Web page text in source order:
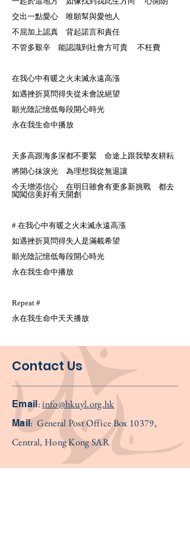
交出一點愛心 唯願幫與愛他人
不屈加上認真 背起諾言和責任
不管多艱辛 能認識到社會方可貴 不枉費
在我心中有暖之火未滅永遠高漲
如遇挫折莫問得失從未會說絕望
願光陰記憶低每段開心時光
永在我生命中播放
天多高跟海多深都不要緊 命途上跟我摰友耕耘
將開心抹淚光 為理想我從無退讓
今天增添信心 在明日雖會有更多新挑戰 都去
闖闖信美好有天開創
# 在我心中有暖之火未滅永遠高漲
如遇挫折莫問得失人是滿載希望
願光陰記憶低每段開心時光
永在我生命中播放
Repeat #
永在我生命中天天播放
Contact Us
Email:info@hkuyl.org.hk
Mail:General Post Office Box 10379,
Central, Hong Kong SAR